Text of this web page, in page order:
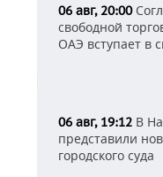
06 авг, 20:00
свободной
ОАЭ вступает в
06 авг, 19:12 В
представили
городского суда